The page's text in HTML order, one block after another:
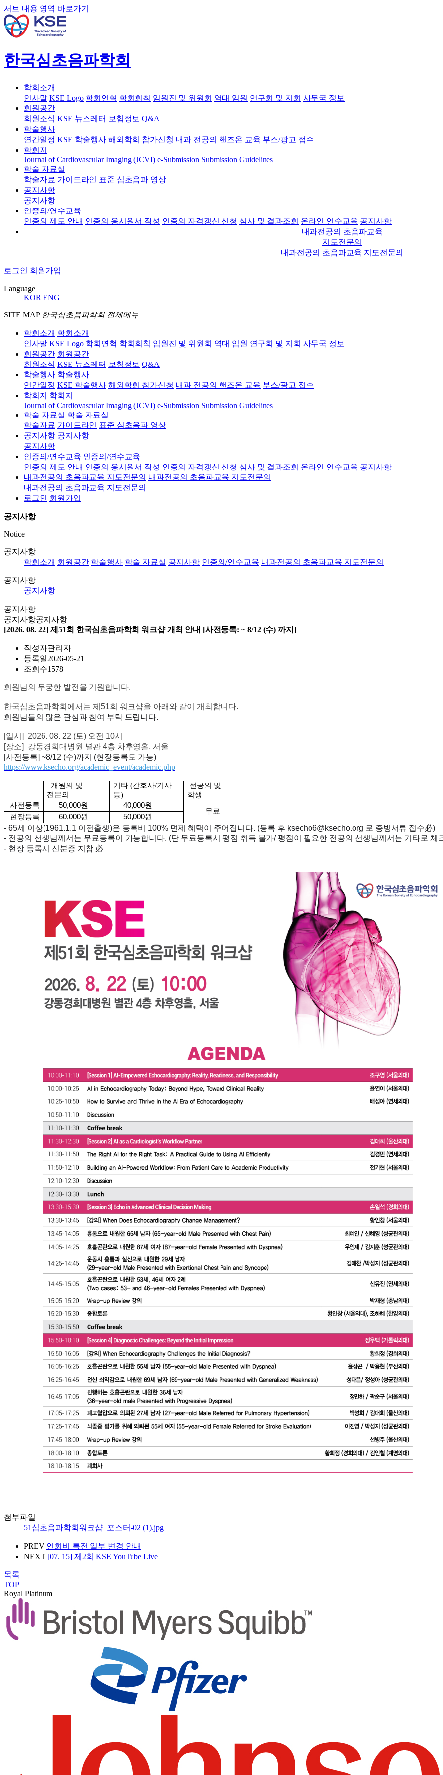
서브 내용 영역 바로가기
한국심초음파학회
학회소개
인사말 KSE Logo 학회연혁 학회회칙 임원진 및 위원회 역대 임원 연구회 및 지회 사무국 정보
회원공간
회원소식 KSE 뉴스레터 보험정보 Q&A
학술행사
연간일정 KSE 학술행사 해외학회 참가신청 내과 전공의 핸즈온 교육 부스/광고 접수
학회지
Journal of Cardiovascular Imaging (JCVI) e-Submission Submission Guidelines
학술 자료실
학술자료 가이드라인 표준 심초음파 영상
공지사항
공지사항
인증의/연수교육
인증의 제도 안내 인증의 응시원서 작성 인증의 자격갱신 신청 심사 및 결과조회 온라인 연수교육 공지사항
내과전공의 초음파교육
지도전문의
내과전공의 초음파교육 지도전문의
로그인 회원가입
Language
KOR ENG
SITE MAP 한국심초음파학회 전체메뉴
학회소개 학회소개
인사말 KSE Logo 학회연혁 학회회칙 임원진 및 위원회 역대 임원 연구회 및 지회 사무국 정보
회원공간 회원공간
회원소식 KSE 뉴스레터 보험정보 Q&A
학술행사 학술행사
연간일정 KSE 학술행사 해외학회 참가신청 내과 전공의 핸즈온 교육 부스/광고 접수
학회지
학회지
Journal of Cardiovascular Imaging (JCVI) e-Submission Submission Guidelines
학술 자료실 학술 자료실
학술자료 가이드라인 표준 심초음파 영상
공지사항 공지사항
공지사항
인증의/연수교육 인증의/연수교육
인증의 제도 안내 인증의 응시원서 작성 인증의 자격갱신 신청 심사 및 결과조회 온라인 연수교육 공지사항
내과전공의 초음파교육 지도전문의 내과전공의 초음파교육 지도전문의
내과전공의 초음파교육 지도전문의
로그인 회원가입
공지사항
Notice
공지사항
학회소개 회원공간 학술행사 학술 자료실 공지사항 인증의/연수교육 내과전공의 초음파교육 지도전문의
공지사항
공지사항
공지사항
공지사항공지사항
[2026. 08. 22] 제51회 한국심초음파학회 워크샵 개최 안내 [사전등록: ~ 8/12 (수) 까지]
작성자관리자
등록일2026-05-21
조회수1578
회원님의 무궁한 발전을 기원합니다.
한국심초음파학회에서는 제51회 워크샵을 아래와 같이 개최합니다.
회원님들의 많은 관심과 참여 부탁 드립니다.
[일시] 2026. 08. 22 (토) 오전 10시
[장소] 강동경희대병원 별관 4층 차후영홀, 서울
[사전등록] ~8/12 (수)까지 (현장등록도 가능)
https://www.ksecho.org/academic_event/academic.php
개원의 및
전문의
기타 (간호사/기사
등)
전공의 및
학생
사전등록
50,000원 40,000원
무료
현장등록 60,000원 50,000원
- 65세 이상(1961.1.1 이전출생)은 등록비 100% 면제 혜택이 주어집니다. (등록 후 ksecho6@ksecho.org 로 증빙서류 접수必)
- 전공의 선생님께서는 무료등록이 가능합니다. (단 무료등록시 평점 취득 불가/ 평점이 필요한 전공의 선생님께서는 기타로 체
- 현장 등록시 신분증 지참 必
첨부파일
51심초음파학회워크샵_포스터-02 (1).jpg
PREV 연회비 특전 일부 변경 안내
NEXT [07. 15] 제2회 KSE YouTube Live
목록
TOP
Royal Platinum